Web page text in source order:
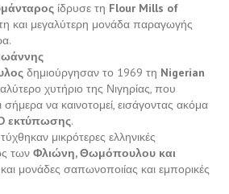
ίδρυσε τη Flour Mills of
και μεγαλύτερη μονάδα παραγωγής
δημιούργησαν το 1969 τη Nigerian
χυτήριο της Νιγηρίας, που
σήμερα να καινοτομεί, εισάγοντας ακόμα
εκτύπωσης.
μικρότερες ελληνικές
των Φλιώνη, Θωμόπουλου και
μονάδες σαπωνοποιίας και εμπορικές